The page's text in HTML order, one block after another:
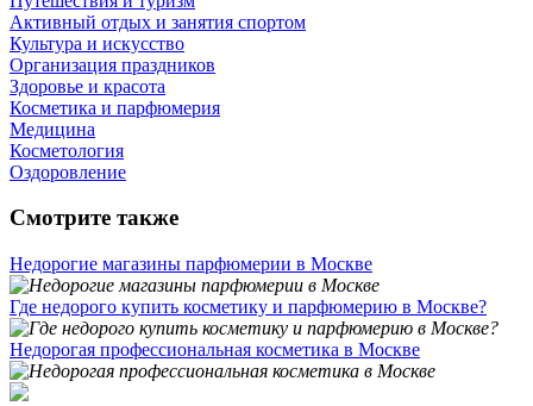
Активный отдых и занятия спортом
Культура и искусство
Организация праздников
Здоровье и красота
Косметика и парфюмерия
Медицина
Косметология
Оздоровление
Смотрите также
Недорогие магазины парфюмерии в Москве
Где недорого купить косметику и парфюмерию в Москве?
Недорогая профессиональная косметика в Москве